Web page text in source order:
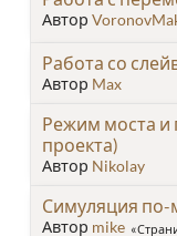
Автор
Работа со
Автор Max
Режим моста и
проекта)
Автор Nikolay
Симуляция по-
Автор mike